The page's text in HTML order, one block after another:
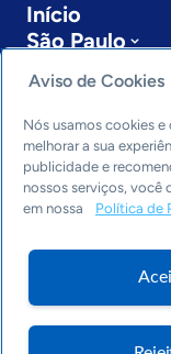
Início
São Paulo
Sobre a ASN
Últimas
Entre em
Editorias
Economia &
Inovação &
Cultura
Arquivo
Aviso de Cookies
Nós usamos cookies
melhorar a sua
publicidade e
nossos serviços,
em nossa
Política de